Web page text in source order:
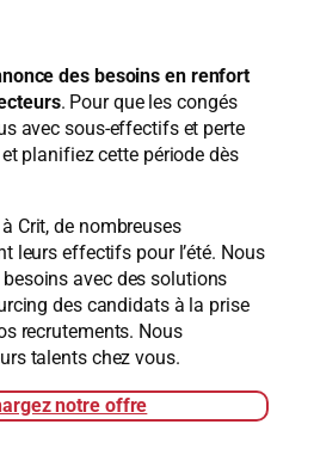
des besoins en renfort
. Pour que les congés
avec sous-effectifs et perte
planifiez cette période dès
Crit, de nombreuses
leurs effectifs pour l’été. Nous
avec des solutions
des candidats à la prise
recrutements. Nous
talents chez vous.
notre offre